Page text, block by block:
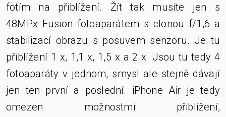
fotím na přiblížení. Žít tak musíte jen s
48MPx Fusion fotoaparátem s clonou f/1,6 a
stabilizací obrazu s posuvem senzoru. Je tu
přiblížení 1 x, 1,1 x, 1,5 x a 2 x. Jsou tu tedy 4
fotoaparáty v jednom, smysl ale stejně dávají
jen ten první a poslední. iPhone Air je tedy
omezen možnostmi přiblížení,